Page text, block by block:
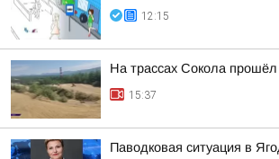
12:15
На трассах Сокола
15:37
Паводковая ситуация в